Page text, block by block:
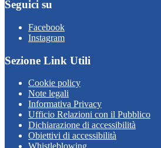
Seguici su
Facebook
Instagram
Sezione Link Utili
Cookie policy
Note legali
Informativa Privacy
Ufficio Relazioni con il Pubblico
Dichiarazione di accessibilità
Obiettivi di accessibilità